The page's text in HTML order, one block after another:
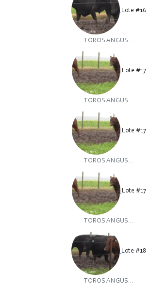
Lote #16
TOROS ANGUS...
Lote #17
TOROS ANGUS...
Lote #17
TOROS ANGUS...
Lote #17
TOROS ANGUS...
Lote #18
TOROS ANGUS...